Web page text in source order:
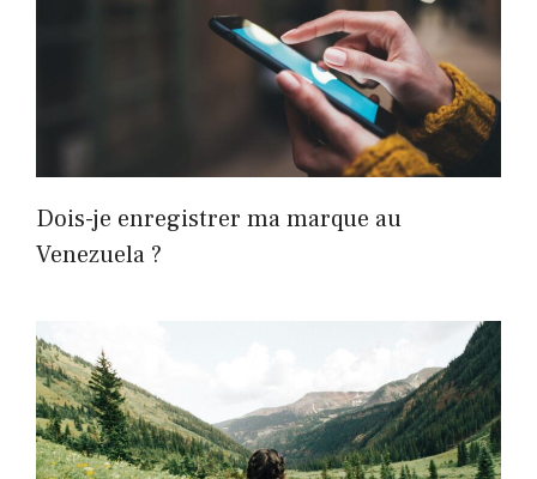
Dois-je enregistrer ma marque au
Venezuela ?